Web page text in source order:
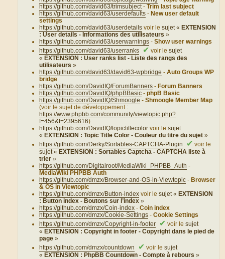
https://github.com/david63/trimsubject -Trim last subject
https://github.com/david63/userdefaults -New user default
settings
https://github.com/david63/userdetails voir lesujet « EXTENSION
: User details - Informations des utilisateurs»
https://github.com/david63/userwarnings -Show user warnings
https://github.com/david63/userranks
✔ voir lesujet
« EXTENSION : User ranks list - Liste des rangs des
utilisateurs»
https://github.com/david63/david63-wpbridge -Auto Groups WP
bridge
https://github.com/DavidIQ/ForumBanners -Forum Banners
https://github.com/DavidIQ/phpBBasic -phpB Basic
https://github.com/DavidIQ/Shmoogle -Shmoogle Member Map
(voir le sujet de développement :
https://www.phpbb.com/community/viewtopic.php?
f=456&t=2395616)
https://github.com/DavidIQ/topictitlecolor voir lesujet
« EXTENSION : Topic Title Color - Couleur du titre du sujet»
https://github.com/Derky/Sortables-CAPTCHA-Plugin
✔ voir le
sujet « EXTENSION : Sortables Captcha - CAPTCHA liste à
trier»
https://github.com/Digitalroot/MediaWiki_PHPBB_Auth -
MediaWiki PHPBB Auth
https://github.com/dmzx/Browser-and-OS-in-Viewtopic -Browser
& OS in Viewtopic
https://github.com/dmzx/Button-index voir lesujet « EXTENSION
: Button index - Boutons sur l’index»
https://github.com/dmzx/Coin-index -Coin index
https://github.com/dmzx/Cookie-Settings -Cookie Settings
https://github.com/dmzx/Copyright-in-footer
✔ voir lesujet
« EXTENSION : Copyright in footer - Copyright dans le pied de
page»
https://github.com/dmzx/countdown
✔ voir lesujet
« EXTENSION : PhpBB Countdown - Compte à rebours»